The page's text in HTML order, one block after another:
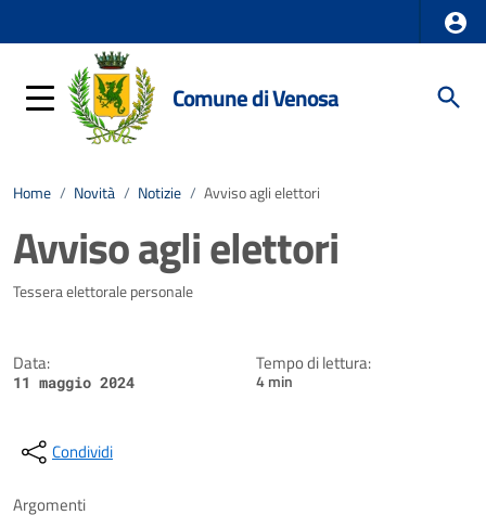
Comune di Venosa
Home / Novità / Notizie / Avviso agli elettori
Avviso agli elettori
Dettagli della notizia
Tessera elettorale personale
Data:
11 maggio 2024
Tempo di lettura:
4 min
Condividi
Argomenti